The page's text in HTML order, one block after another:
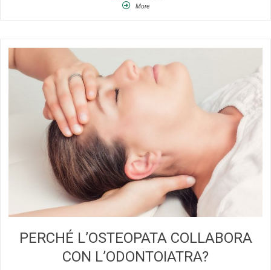
More
PERCHÉ L’OSTEOPATA COLLABORA
CON L’ODONTOIATRA?